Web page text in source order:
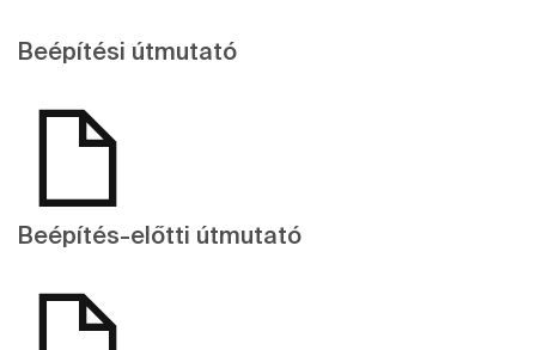
Beépítési útmutató
Beépítés-előtti útmutató